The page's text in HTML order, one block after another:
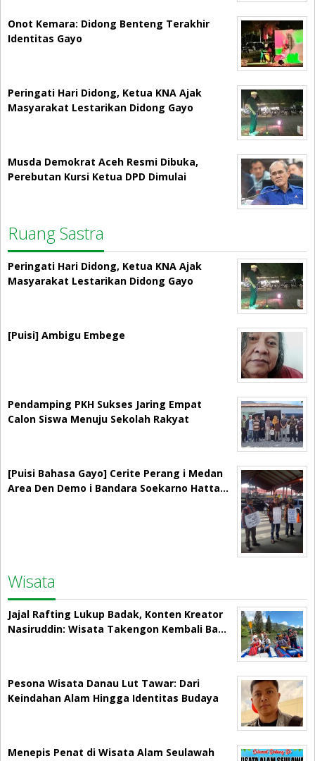
Onot Kemara: Didong Benteng Terakhir
Identitas Gayo
Peringati Hari Didong, Ketua KNA Ajak
Masyarakat Lestarikan Didong Gayo
Musda Demokrat Aceh Resmi Dibuka,
Perebutan Kursi Ketua DPD Dimulai
Ruang Sastra
Peringati Hari Didong, Ketua KNA Ajak
Masyarakat Lestarikan Didong Gayo
[Puisi] Ambigu Embege
Pendamping PKH Sukses Jaring Empat
Calon Siswa Menuju Sekolah Rakyat
[Puisi Bahasa Gayo] Cerite Perang i Medan
Area Den Demo i Bandara Soekarno Hatta…
Wisata
Jajal Rafting Lukup Badak, Konten Kreator
Nasiruddin: Wisata Takengon Kembali Ba…
Pesona Wisata Danau Lut Tawar: Dari
Keindahan Alam Hingga Identitas Budaya
Menepis Penat di Wisata Alam Seulawah